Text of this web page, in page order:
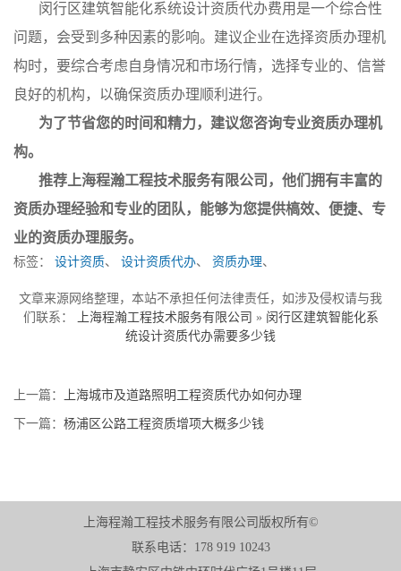
闵行区建筑智能化系统设计资质代办费用是一个综合性
问题，会受到多种因素的影响。建议企业在选择资质办理机
构时，要综合考虑自身情况和市场行情，选择专业的、信誉
良好的机构，以确保资质办理顺利进行。
为了节省您的时间和精力，建议您咨询专业资质办理机
构。
推荐上海程瀚工程技术服务有限公司，他们拥有丰富的
资质办理经验和专业的团队，能够为您提供槁效、便捷、专
业的资质办理服务。
标签： 设计资质、 设计资质代办、 资质办理、
文章来源网络整理，本站不承担任何法律责任，如涉及侵权请与我
们联系：
上海程瀚工程技术服务有限公司 » 闵行区建筑智能化系
统设计资质代办需要多少钱
上一篇： 上海城市及道路照明工程资质代办如何办理
下一篇： 杨浦区公路工程资质增项大概多少钱
上海程瀚工程技术服务有限公司版权所有©
联系电话：178 919 10243